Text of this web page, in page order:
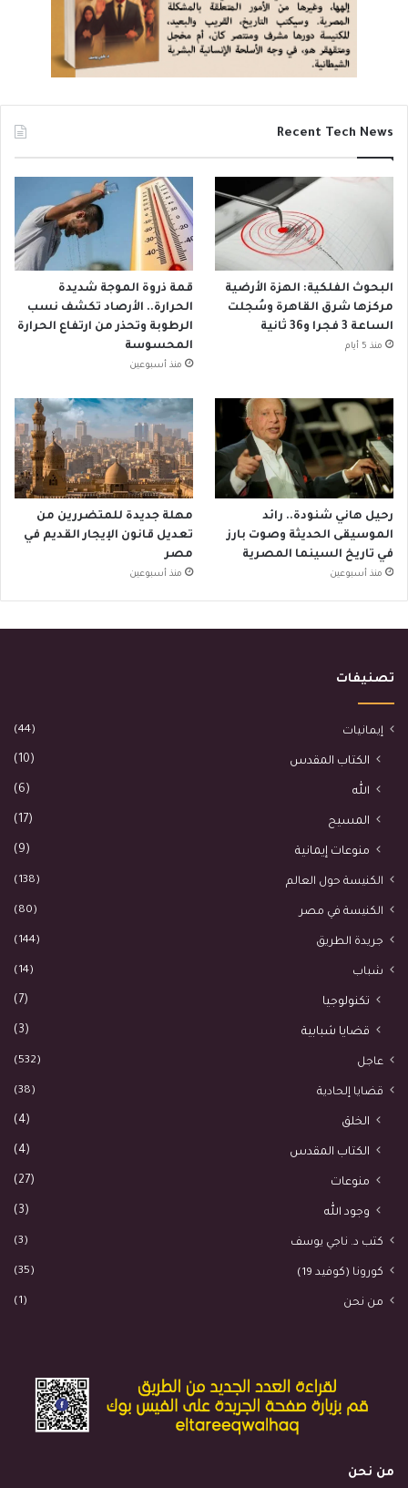
Recent Tech News
البحوث الفلكية: الهزة الأرضية
مركزها شرق القاهرة وسُجلت
الساعة 3 فجرا و36 ثانية
منذ 5 أيام
قمة ذروة الموجة شديدة
الحرارة.. الأرصاد تكشف نسب
الرطوبة وتحذر من ارتفاع الحرارة
المحسوسة
منذ أسبوعين
رحيل هاني شنودة.. رائد
الموسيقى الحديثة وصوت بارز
في تاريخ السينما المصرية
منذ أسبوعين
مهلة جديدة للمتضررين من
تعديل قانون الإيجار القديم في
مصر
منذ أسبوعين
تصنيفات
إيمانيات (44)
الكتاب المقدس (10)
الله (6)
المسيح (17)
منوعات إيمانية (9)
الكنيسة حول العالم (138)
الكنيسة في مصر (80)
جريدة الطريق (144)
شباب (14)
تكنولوجيا (7)
قضايا شبابية (3)
عاجل (532)
قضايا إلحادية (38)
الخلق (4)
الكتاب المقدس (4)
منوعات (27)
وجود الله (3)
كتب د. ناجي يوسف (3)
كورونا (كوفيد 19) (35)
من نحن (1)
من نحن